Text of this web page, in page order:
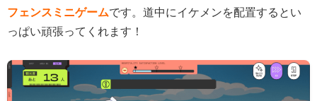
フェンスミニゲームです。道中にイケメンを配置するとい
っぱい頑張ってくれます！